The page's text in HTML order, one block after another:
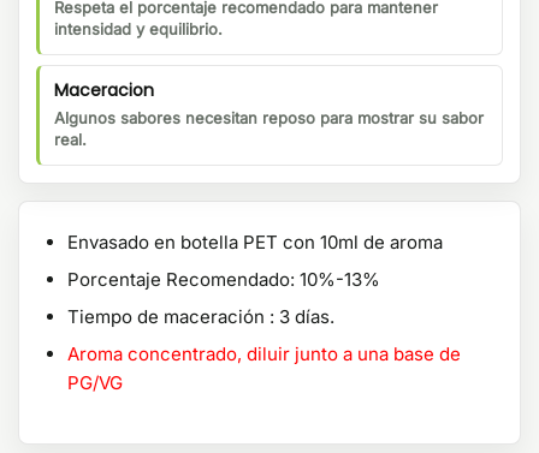
Respeta el porcentaje recomendado para mantener
intensidad y equilibrio.
Maceracion
Algunos sabores necesitan reposo para mostrar su sabor
real.
Envasado en botella PET con 10ml de aroma
Porcentaje Recomendado: 10%-13%
Tiempo de maceración : 3 días.
Aroma concentrado, diluir junto a una base de
PG/VG